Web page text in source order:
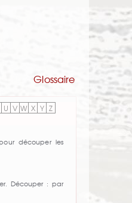
Glossaire
U V W X Y Z
découper les
Découper : par